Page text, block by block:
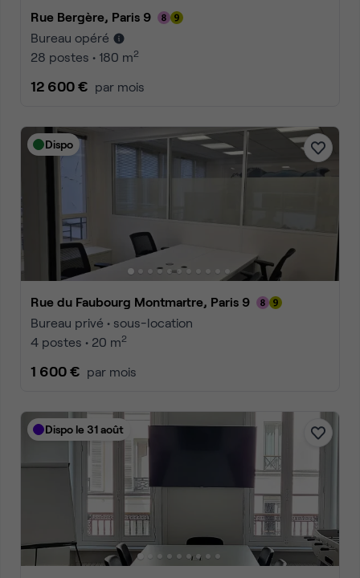
Rue Bergère, Paris 9
Bureau opéré
28 postes • 180 m2
12 600 € par mois
Dispo
Rue du Faubourg Montmartre, Paris 9
Bureau privé • sous-location
4 postes • 20 m2
1 600 € par mois
Dispo le 31 août